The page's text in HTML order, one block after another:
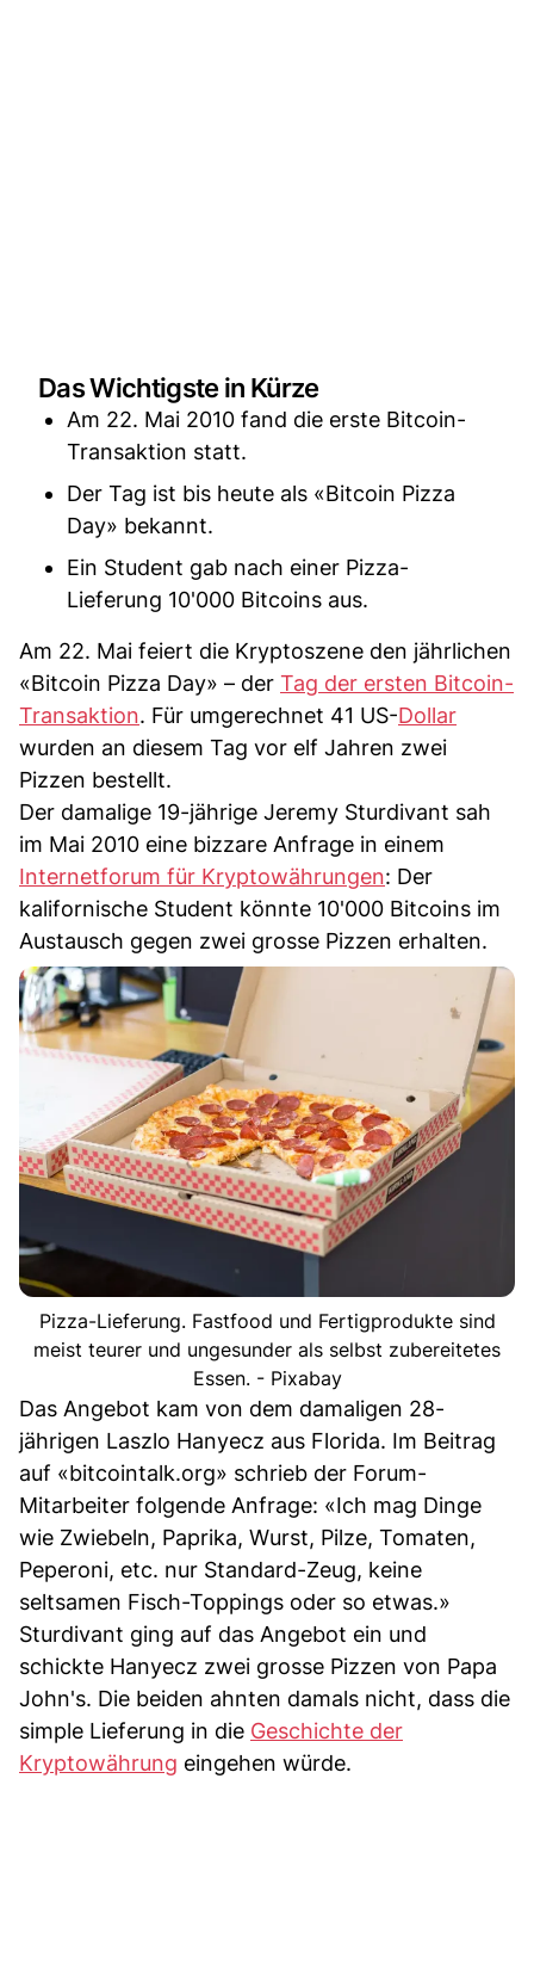
Das Wichtigste in Kürze
Am 22. Mai 2010 fand die erste Bitcoin-
Transaktion statt.
Der Tag ist bis heute als «Bitcoin Pizza
Day» bekannt.
Ein Student gab nach einer Pizza-
Lieferung 10'000 Bitcoins aus.
Am 22. Mai feiert die Kryptoszene den jährlichen
«Bitcoin Pizza Day» – der Tag der ersten Bitcoin-
Transaktion. Für umgerechnet 41 US-Dollar
wurden an diesem Tag vor elf Jahren zwei
Pizzen bestellt.
Der damalige 19-jährige Jeremy Sturdivant sah
im Mai 2010 eine bizzare Anfrage in einem
Internetforum für Kryptowährungen: Der
kalifornische Student könnte 10'000 Bitcoins im
Austausch gegen zwei grosse Pizzen erhalten.
Pizza-Lieferung. Fastfood und Fertigprodukte sind
meist teurer und ungesunder als selbst zubereitetes
Essen. - Pixabay
Das Angebot kam von dem damaligen 28-
jährigen Laszlo Hanyecz aus Florida. Im Beitrag
auf «bitcointalk.org» schrieb der Forum-
Mitarbeiter folgende Anfrage: «Ich mag Dinge
wie Zwiebeln, Paprika, Wurst, Pilze, Tomaten,
Peperoni, etc. nur Standard-Zeug, keine
seltsamen Fisch-Toppings oder so etwas.»
Sturdivant ging auf das Angebot ein und
schickte Hanyecz zwei grosse Pizzen von Papa
John's. Die beiden ahnten damals nicht, dass die
simple Lieferung in die Geschichte der
Kryptowährung eingehen würde.